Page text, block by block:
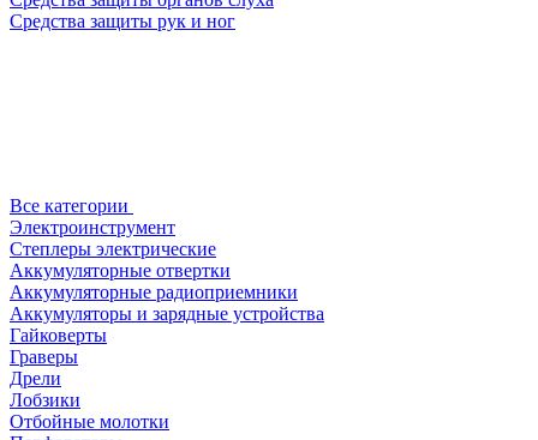
Средства защиты рук и ног
Все категории
Электроинструмент
Степлеры электрические
Аккумуляторные отвертки
Аккумуляторные радиоприемники
Аккумуляторы и зарядные устройства
Гайковерты
Граверы
Дрели
Лобзики
Отбойные молотки